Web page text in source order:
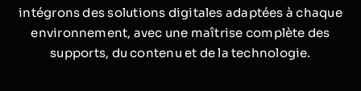
intégrons des solutions digitales adaptées à chaque
environnement, avec une maîtrise complète des
supports, du contenu et de la technologie.